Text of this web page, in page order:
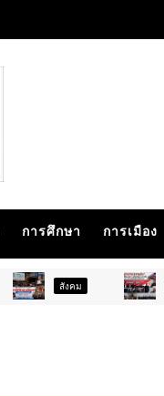
การศึกษา การเมือง